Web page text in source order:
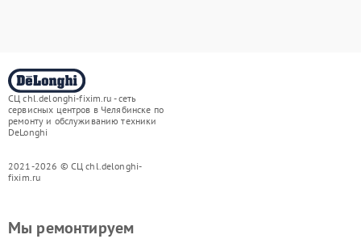
СЦ chl.delonghi-fixim.ru - сеть
сервисных центров в Челябинске по
ремонту и обслуживанию техники
DeLonghi
2021-2026 © СЦ chl.delonghi-
fixim.ru
Мы ремонтируем